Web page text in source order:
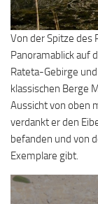
Von der Spitze des
Panoramablick auf
Rateta-Gebirge
klassischen Berge
Aussicht von oben
verdankt er den
befanden und von
Exemplare gibt.